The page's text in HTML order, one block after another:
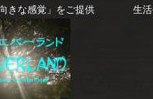
上向きな感覚」をご提供 生活